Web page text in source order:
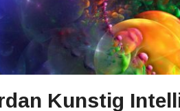
Kunstig